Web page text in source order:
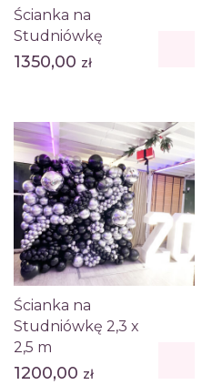
Ścianka na
Studniówkę
1350,00 zł
Ścianka na
Studniówkę 2,3 x
2,5 m
1200,00 zł